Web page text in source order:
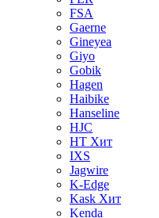
FSA
Gaerne
Gineyea
Giyo
Gobik
Hagen
Haibike
Hanseline
HJC
HT Хит
IXS
Jagwire
K-Edge
Kask Хит
Kenda